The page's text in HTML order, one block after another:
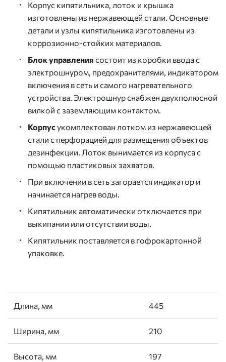
Корпус кипятильника, лоток и крышка
изготовлены из нержавеющей стали. Основные
детали и узлы кипятильника изготовлены из
коррозионно-стойких материалов.
Блок управления состоит из коробки ввода с
электрошнуром, предохранителями, индикатором
включения в сеть и самого нагревательного
устройства. Электрошнур снабжен двухполюсной
вилкой с заземляющим контактом.
Корпусукомплектован лотком из нержавеющей
стали с перфорацией для размещения объектов
дезинфекции. Лоток вынимается из корпуса с
помощью пластиковых захватов.
При включении в сеть загорается индикатор и
начинается нагрев воды.
Кипятильник автоматически отключается при
выкипании или отсутствии воды.
Кипятильник поставляется в гофрокартонной
упаковке.
Длина, мм 445
Ширина, мм 210
Высота, мм 197